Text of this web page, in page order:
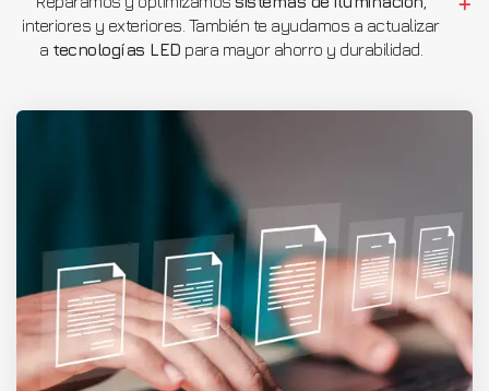
interiores y exteriores. También te ayudamos a actualizar
a tecnologías LED para mayor ahorro y durabilidad.